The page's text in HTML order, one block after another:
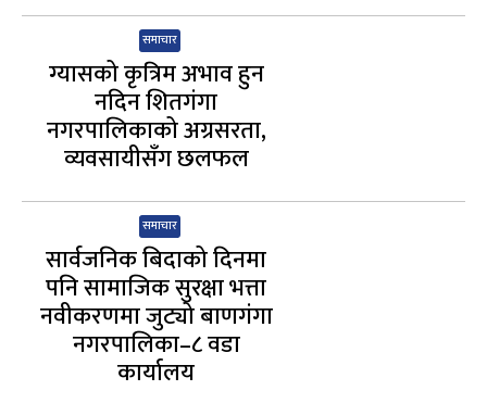
समाचार
ग्यासको कृत्रिम अभाव हुन
नदिन शितगंगा
नगरपालिकाको अग्रसरता,
व्यवसायीसँग छलफल
समाचार
सार्वजनिक बिदाको दिनमा
पनि सामाजिक सुरक्षा भत्ता
नवीकरणमा जुट्यो बाणगंगा
नगरपालिका–८ वडा
कार्यालय